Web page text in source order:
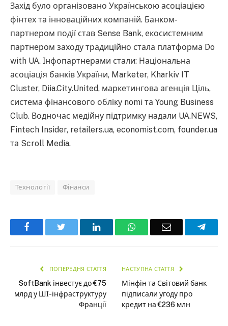
Захід було організовано Українською асоціацією
фінтех та інноваційних компаній. Банком-
партнером події став Sense Bank, екосистемним
партнером заходу традиційно стала платформа Do
with UA. Інфопартнерами стали: Національна
асоціація банків України, Marketer, Kharkiv IT
Cluster, Diia.City.United, маркетингова агенція Ціль,
система фінансового обліку nomi та Young Business
Club. Водночас медійну підтримку надали UA.NEWS,
Fintech Insider, retailers.ua, economist.com, founder.ua
та Scroll Media.
Технології Фінанси
Facebook LinkedInWhatsAppEmail
ПОПЕРЕДНЯ СТАТТЯ
SoftBank інвестує до €75
млрд у ШІ-інфраструктуру
Франції
НАСТУПНА СТАТТЯ
Мінфін та Світовий банк
підписали угоду про
кредит на €236 млн